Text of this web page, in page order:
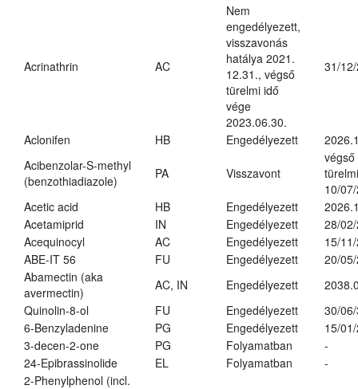
Acrinathrin AC
Nem
engedélyezett,
visszavonás
hatálya 2021.
12.31., végső
türelmi idő
vége
2023.06.30.
31/
Aclonifen HB Engedélyezett
Acibenzolar-S-methyl
(benzothiadiazole)
PA Visszavont
végső
10/
Acetic acid
HB Engedélyezett
Acetamiprid
IN Engedélyezett
28/
Acequinocyl
AC Engedélyezett
15/
ABE-IT 56
FU Engedélyezett
20/
Abamectin (aka
avermectin)
AC, IN Engedélyezett
Quinolin-8-ol
FU Engedélyezett
30/
6-Benzyladenine
PG Engedélyezett
15/
3-decen-2-one
PG Folyamatban
-
24-Epibrassinolide
EL Folyamatban
-
2-Phenylphenol (incl.